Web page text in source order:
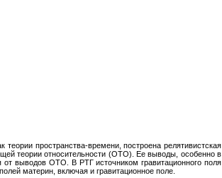
пространства-времени, построена релятивистская
теории относительности (ОТО). Ее выводы, особенно в
от выводов ОТО. В РТГ источником гравитационного поля
материн, включая и гравитационное поле.